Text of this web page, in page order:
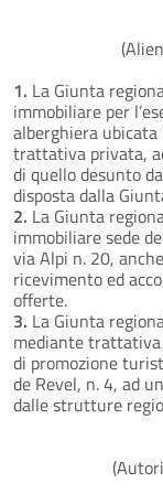
1. La Giunta
immobiliare per
alberghiera
trattativa privata,
di quello desunto
disposta dalla
2. La Giunta
immobiliare sede
via Alpi n. 20,
ricevimento ed
offerte.
3. La Giunta
mediante trattativa
di promozione
de Revel, n. 4, ad
dalle strutture